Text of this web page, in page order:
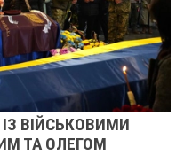
ВІЙСЬКОВИМИ
ТА ОЛЕГОМ